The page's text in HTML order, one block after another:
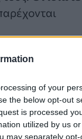
of your
the below opt-out
is processed
utilized by us
may separately